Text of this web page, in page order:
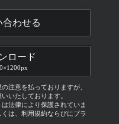
合わせる
ロード
注意を払っておりますが、
いたしております。
法律により保護されていま
は、利用規約ならびにプラ